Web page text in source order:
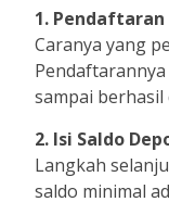
1. Pendaftaran
Caranya yang
sampai berhasil
2. Isi Saldo
Langkah
saldo minimal